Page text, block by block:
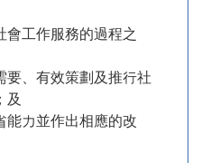
會工作服務的過程之
要、有效策劃及推行社
及
能力並作出相應的改